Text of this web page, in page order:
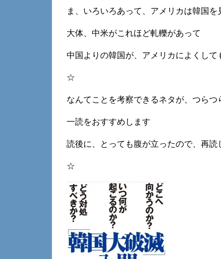
ま、いろいろあって、アメリカは韓国
大体、中米がこれほど軋轢があって
中国よりの韓国が、アメリカによくし
☆
なんてことを考察できるネタが、つら
一読をおすすめします
読後に、とっても腹が立ったので、再
☆